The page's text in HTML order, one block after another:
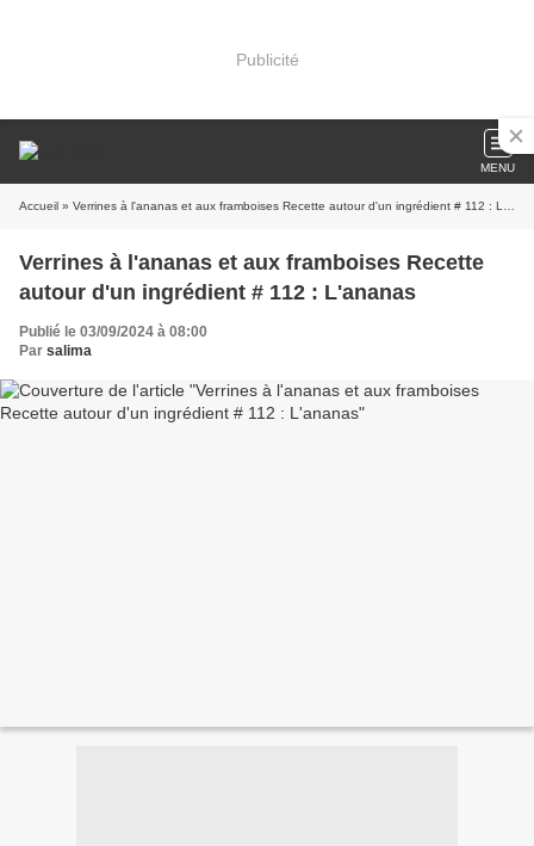
Publicité
MENU
Accueil » Verrines à l'ananas et aux framboises Recette autour d'un ingrédient # 112 : L'ananas
Verrines à l'ananas et aux framboises Recette
autour d'un ingrédient # 112 : L'ananas
Publié le 03/09/2024 à 08:00
Par salima